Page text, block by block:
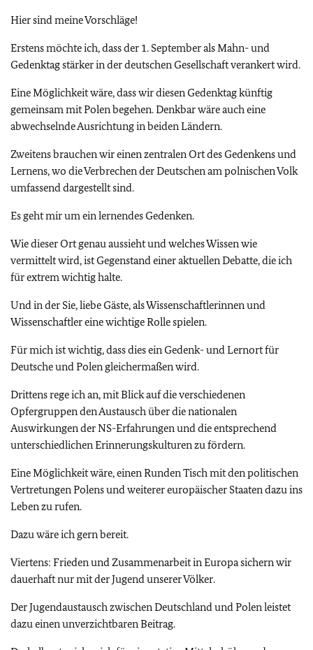
Hier sind meine Vorschläge!
Erstens möchte ich, dass der 1. September als Mahn- und
Gedenktag stärker in der deutschen Gesellschaft verankert wird.
Eine Möglichkeit wäre, dass wir diesen Gedenktag künftig
gemeinsam mit Polen begehen. Denkbar wäre auch eine
abwechselnde Ausrichtung in beiden Ländern.
Zweitens brauchen wir einen zentralen Ort des Gedenkens und
Lernens, wo die Verbrechen der Deutschen am polnischen Volk
umfassend dargestellt sind.
Es geht mir um ein lernendes Gedenken.
Wie dieser Ort genau aussieht und welches Wissen wie
vermittelt wird, ist Gegenstand einer aktuellen Debatte, die ich
für extrem wichtig halte.
Und in der Sie, liebe Gäste, als Wissenschaftlerinnen und
Wissenschaftler eine wichtige Rolle spielen.
Für mich ist wichtig, dass dies ein Gedenk- und Lernort für
Deutsche und Polen gleichermaßen wird.
Drittens rege ich an, mit Blick auf die verschiedenen
Opfergruppen den Austausch über die nationalen
Auswirkungen der NS-Erfahrungen und die entsprechend
unterschiedlichen Erinnerungskulturen zu fördern.
Eine Möglichkeit wäre, einen Runden Tisch mit den politischen
Vertretungen Polens und weiterer europäischer Staaten dazu ins
Leben zu rufen.
Dazu wäre ich gern bereit.
Viertens: Frieden und Zusammenarbeit in Europa sichern wir
dauerhaft nur mit der Jugend unserer Völker.
Der Jugendaustausch zwischen Deutschland und Polen leistet
dazu einen unverzichtbaren Beitrag.